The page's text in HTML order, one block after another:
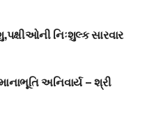
નિઃશુલ્ક સારવાર
અનિવાર્ય – શ્રી